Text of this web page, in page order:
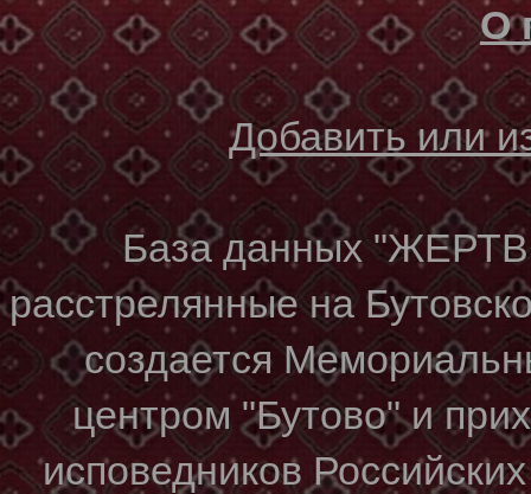
О
Добавить или
База данных
расстрелянные на
создается
центром "Бутово" и
исповедников